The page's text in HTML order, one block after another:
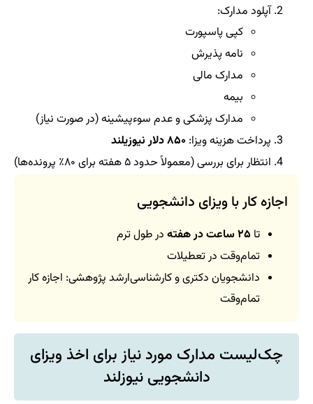
آپلود مدارک:
کپی پاسپورت
نامه پذیرش
مدارک مالی
بیمه
مدارک پزشکی و عدم سوءپیشینه (در صورت نیاز)
پرداخت هزینه ویزا: ۸۵۰ دلار نیوزیلند
انتظار برای بررسی (معمولاً حدود ۵ هفته برای ۸۰٪ پرونده‌ها)
اجازه کار با ویزای دانشجویی
تا ۲۵ ساعت در هفته
در طول ترم
تمام‌وقت در تعطیلات
دانشجویان دکتری و کارشناسی‌ارشد پژوهشی: اجازه کار
تمام‌وقت
چک‌لیست مدارک مورد نیاز برای اخذ ویزای
دانشجویی نیوزلند